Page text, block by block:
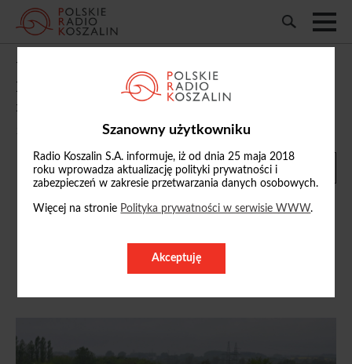
Szanowny użytkowniku
Radio Koszalin S.A. informuje, iż od dnia 25 maja 2018
roku wprowadza aktualizację polityki prywatności i
zabezpieczeń w zakresie przetwarzania danych osobowych.
Więcej na stronie Polityka prywatności w serwisie WWW.
Akceptuję
Władze Przedsiębiorstwa Wodociągów i
Kanalizacji w Szczecinku mają pomysł na
rozwiązanie problemu suszy w mieście
Patryk Żak